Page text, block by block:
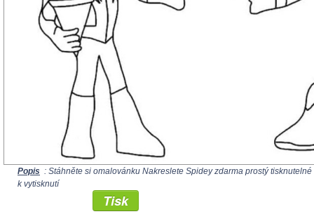
Popis : Stáhněte si omalovánku Nakreslete Spidey zdarma prostý tisknutelné
k vytisknutí
Tisk